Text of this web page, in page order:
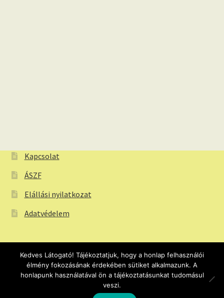
Kapcsolat
ÁSZF
Elállási nyilatkozat
Adatvédelem
© Webtapeta.eu Tapéta webáruház 2026
Kedves Látogató! Tájékoztatjuk, hogy a honlap felhasználói
élmény fokozásának érdekében sütiket alkalmazunk. A
honlapunk használatával ön a tájékoztatásunkat tudomásul
veszi.